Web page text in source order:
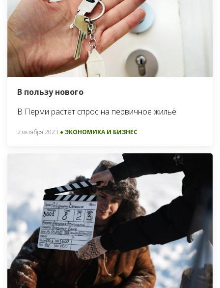
В пользу нового
В Перми растёт спрос на первичное жильё
2 октября 2023 ● ЭКОНОМИКА И БИЗНЕС